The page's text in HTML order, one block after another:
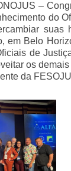
–
do
suas
em Belo
de
os
da